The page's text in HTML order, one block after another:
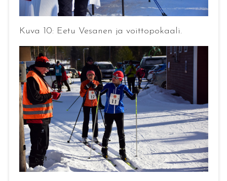
Kuva 10: Eetu Vesanen ja voittopokaali.